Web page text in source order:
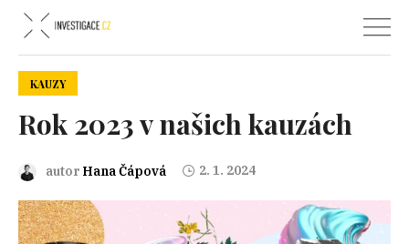
KAUZY
Rok 2023 v našich kauzách
autor Hana Čápová 2. 1. 2024